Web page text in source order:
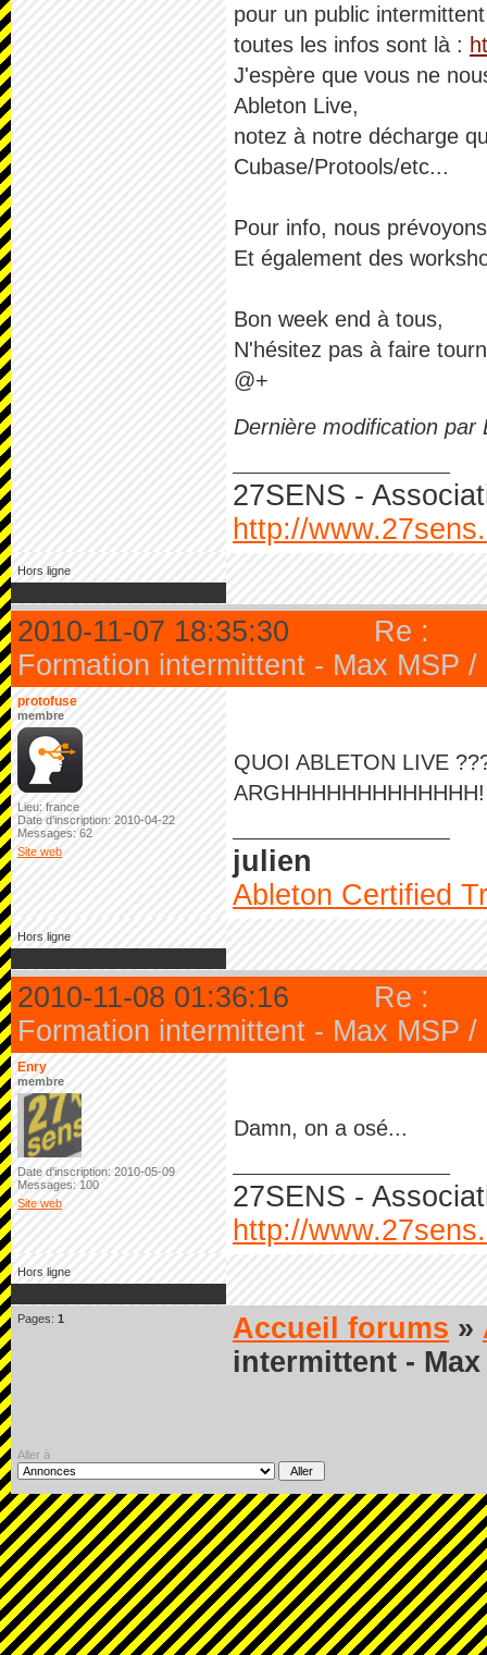
pour un public
toutes les infos sont là :
J'espère que vous ne
Ableton Live,
notez à notre décharge
Cubase/Protools/etc...
Pour info, nous
Et également des
Bon week end à tous,
N'hésitez pas à faire
@+
Dernière modification par
27SENS -
http://
Hors ligne
2010-11-07 18:35:30
Re :
Formation intermittent - Max MSP /
protofuse
membre
Lieu: france
Date d'inscription: 2010-04-22
Messages: 62
Site web
QUOI ABLETON LIVE
ARGHHHHHHHHHHHHH!
julien
Ableton Certified
Hors ligne
2010-11-08 01:36:16
Re :
Formation intermittent - Max MSP /
Enry
membre
Date d'inscription: 2010-05-09
Messages: 100
Site web
Damn, on a osé...
27SENS -
http://
Hors ligne
Pages: 1 Accueil forums »
intermittent - Max
Aller à